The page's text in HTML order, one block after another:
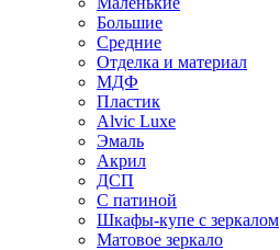
Большие
Средние
Отделка и материал
МДФ
Пластик
Alvic Luxe
Эмаль
Акрил
ДСП
С патиной
Шкафы-купе с зеркалом
Матовое зеркало